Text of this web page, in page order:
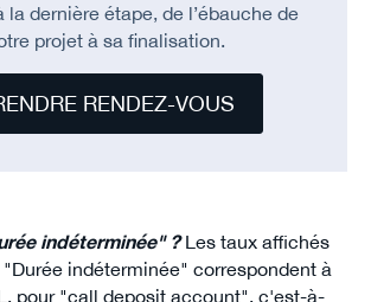
la dernière étape, de l’ébauche de
projet à sa finalisation.
RENDEZ-VOUS
indéterminée" ?Les taux affichés
indéterminée" correspondent à
pour "call deposit account", c'est-à-